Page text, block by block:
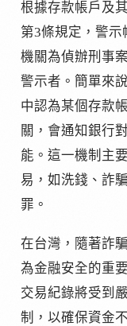
根據存款帳戶及
第3條規定，警
機關為偵辦刑事
警示者。簡單來
中認為某個存款
關，會通知銀行
能。這一機制主
易，如洗錢、詐
罪。
在台灣，隨著詐
為金融安全的重
交易紀錄將受到
制，以確保資金